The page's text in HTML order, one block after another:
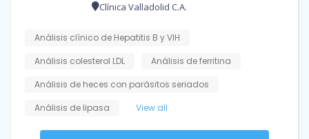
Clínica Valladolid C.A.
Análisis clínico de Hepatitis B y VIH
Análisis colesterol LDL
Análisis de ferritina
Análisis de heces con parásitos seriados
Análisis de lipasa
View all